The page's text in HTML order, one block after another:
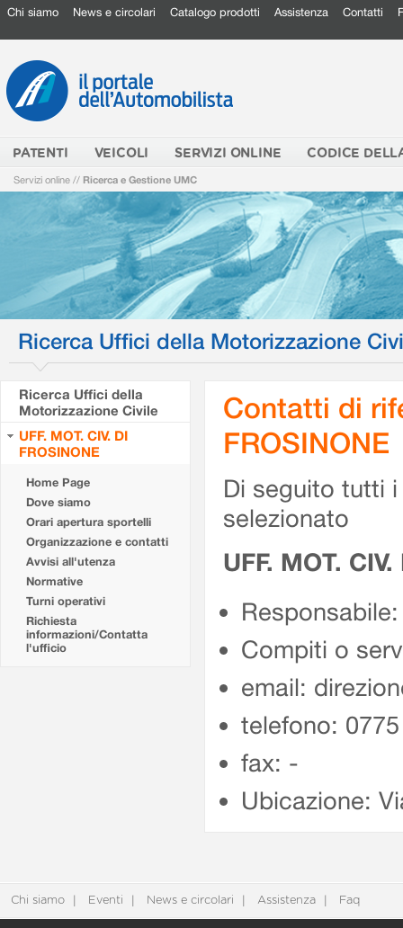
Chi siamo News e circolari Catalogo prodotti Assistenza Contatti
PATENTI VEICOLI SERVIZI ONLINE CODICE
Servizi online // Ricerca e Gestione UMC
Ricerca Uffici della Motorizzazione
Ricerca Uffici della
Motorizzazione Civile
UFF. MOT. CIV. DI
FROSINONE
Home Page
Dove siamo
Orari apertura sportelli
Organizzazione e contatti
Avvisi all'utenza
Normative
Turni operativi
Richiesta
informazioni/Contatta
l'ufficio
Contatti di
FROSINONE
Di seguito tutti
selezionato
UFF. MOT.
Compiti o
email:
telefono:
fax: -
Ubicazione:
Chi siamo Eventi News e circolari Assistenza Faq